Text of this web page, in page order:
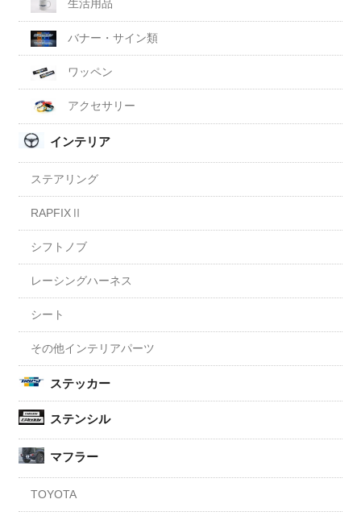
生活用品
バナー・サイン類
ワッペン
アクセサリー
インテリア
ステアリング
RAPFIXⅡ
シフトノブ
レーシングハーネス
シート
その他インテリアパーツ
ステッカー
ステンシル
マフラー
TOYOTA